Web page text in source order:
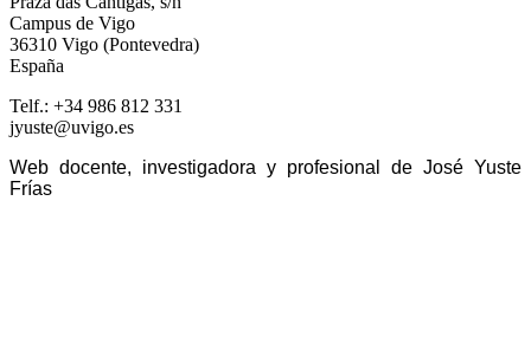
Campus de Vigo
36310 Vigo (Pontevedra)
España
Telf.: +34 986 812 331
jyuste@uvigo.es
Web docente, investigadora y profesional de José Yuste
Frías